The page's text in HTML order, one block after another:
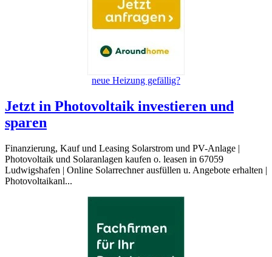
neue Heizung gefällig?
Jetzt in Photovoltaik investieren und
sparen
Finanzierung, Kauf und Leasing Solarstrom und PV-Anlage |
Photovoltaik und Solaranlagen kaufen o. leasen in 67059
Ludwigshafen | Online Solarrechner ausfüllen u. Angebote erhalten |
Photovoltaikanl...